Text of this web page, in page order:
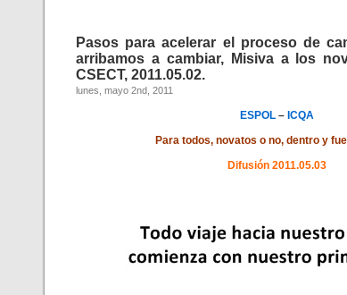
Pasos para acelerar el proceso de
arribamos a cambiar, Misiva a los
CSECT, 2011.05.02.
lunes, mayo 2nd, 2011
ESPOL – ICQA
Para todos, novatos o no, dentro y
Difusión 2011.05.03